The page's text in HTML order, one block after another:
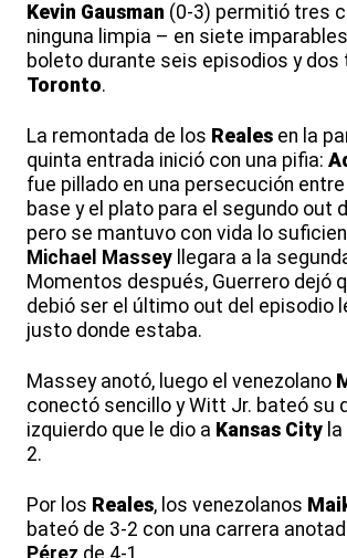
Kevin Gausman (0-3) permitió tres
ninguna limpia – en siete
boleto durante seis episodios y dos
Toronto.
La remontada de los Reales en la
quinta entrada inició con una pifia:
fue pillado en una persecución
base y el plato para el segundo out
pero se mantuvo con vida lo
Michael Massey llegara a la
Momentos después, Guerrero dejó
debió ser el último out del episodio
justo donde estaba.
Massey anotó, luego el venezolano
conectó sencillo y Witt Jr. bateó su
izquierdo que le dio a Kansas City
2.
Por los Reales, los venezolanos
bateó de 3-2 con una carrera